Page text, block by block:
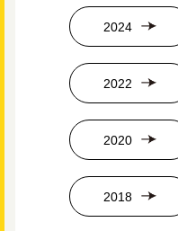
2024
2022
2020
2018